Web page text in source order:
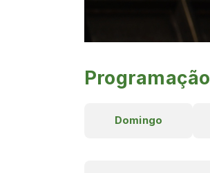
Programação
Domingo